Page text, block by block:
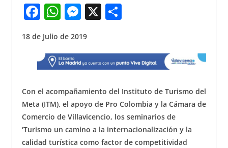
F
c
e
b
o
o
k
W
h
at
s
A
p
p
M
ss
e
n
g
er
X S
e
18 de Julio de 2019
Con el acompañamiento del Instituto de Turismo del
Meta (ITM), el apoyo de Pro Colombia y la Cámara de
Comercio de Villavicencio, los seminarios de
‘Turismo un camino a la internacionalización y la
calidad turística como factor de competitividad